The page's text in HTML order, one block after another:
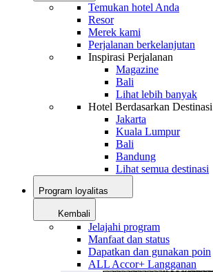
Temukan hotel Anda
Resor
Merek kami
Perjalanan berkelanjutan
Inspirasi Perjalanan
Magazine
Bali
Lihat lebih banyak
Hotel Berdasarkan Destinasi
Jakarta
Kuala Lumpur
Bali
Bandung
Lihat semua destinasi
Program loyalitas
Kembali
Jelajahi program
Manfaat dan status
Dapatkan dan gunakan poin
ALL Accor+ Langganan